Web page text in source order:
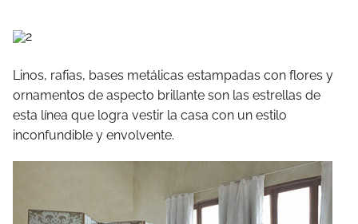
Linos, rafias, bases metálicas estampadas con flores y
ornamentos de aspecto brillante son las estrellas de
esta línea que logra vestir la casa con un estilo
inconfundible y envolvente.